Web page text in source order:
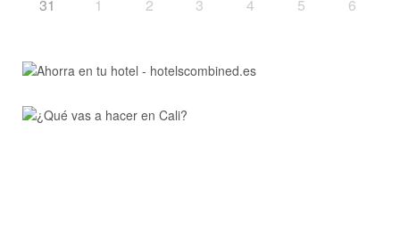
31 1 2 3 4 5 6